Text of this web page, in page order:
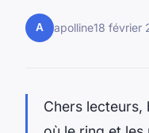
A apolline18 février
Chers lecteurs,